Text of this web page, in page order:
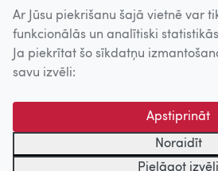
© 2026 Nacionālais Kino centrs,
centrs. Sadarbības partneris: Latvijas
kinofotofonodokumentu arhīvs.
Ar Jūsu piekrišanu šajā vietnē var
funkcionālās un analītiski
Ja piekrītat šo sīkdatņu
savu izvēli:
Apstiprināt
Noraidīt
Pielāgot izvēli